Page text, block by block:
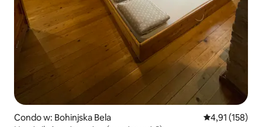
Condo w: Bohinjska Bela Średnia
4,91 (158)